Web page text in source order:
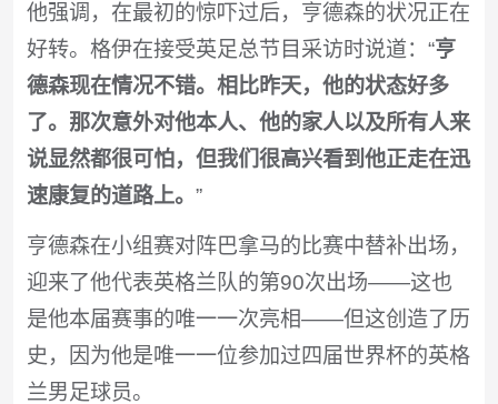
他强调，在最初的惊吓过后，亨德森的状况正在
好转。格伊在接受英足总节目采访时说道：“亨
德森现在情况不错。相比昨天，他的状态好多
了。那次意外对他本人、他的家人以及所有人来
说显然都很可怕，但我们很高兴看到他正走在迅
速康复的道路上。 ”
亨德森在小组赛对阵巴拿马的比赛中替补出场，
迎来了他代表英格兰队的第90次出场——这也
是他本届​​赛事的唯一一次亮相——但这创造了历
史，因为他是唯一一位参加过四届世界杯的英格
兰男足球员。